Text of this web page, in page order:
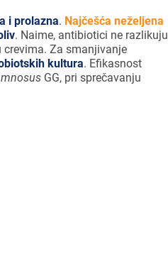
i prolazna. Najčešća neželjena
. Naime, antibiotici ne razlikuju
Za smanjivanje
kultura. Efikasnost
GG, pri sprečavanju